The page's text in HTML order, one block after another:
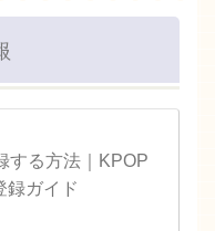
する方法｜KPOP
録ガイド